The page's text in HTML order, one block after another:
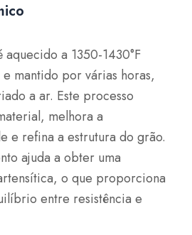
aquecido a 1350-1430°F
e mantido por várias horas,
a ar. Este processo
melhora a
e refina a estrutura do grão.
ajuda a obter uma
o que proporciona
entre resistência e